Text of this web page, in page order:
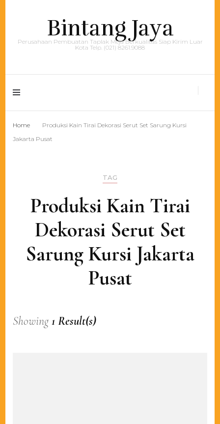
Bintang Jaya
Perusahaan Pembuatan Taplak Meja Berkualitas Siap Kirim Luar
Kota Telp. (021) 8261.9088
Home
Produksi Kain Tirai Dekorasi Serut Set Sarung Kursi
Jakarta Pusat
TAG
Produksi Kain Tirai
Dekorasi Serut Set
Sarung Kursi Jakarta
Pusat
Showing1 Result(s)